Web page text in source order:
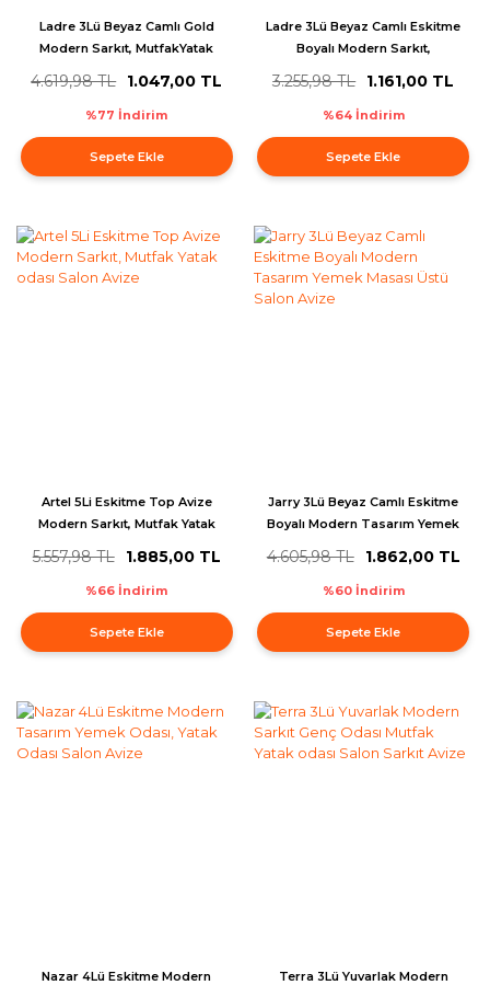
Ladre 3Lü Beyaz Camlı Gold
Modern Sarkıt, MutfakYatak
4.619,98 TL 1.047,00 TL
%77 İndirim
Sepete Ekle
Ladre 3Lü Beyaz Camlı Eskitme
Boyalı Modern Sarkıt,
3.255,98 TL 1.161,00 TL
%64 İndirim
Sepete Ekle
Artel 5Li Eskitme Top Avize
Modern Sarkıt, Mutfak Yatak
5.557,98 TL 1.885,00 TL
%66 İndirim
Sepete Ekle
Jarry 3Lü Beyaz Camlı Eskitme
Boyalı Modern Tasarım Yemek
4.605,98 TL 1.862,00 TL
%60 İndirim
Sepete Ekle
Nazar 4Lü Eskitme Modern
Terra 3Lü Yuvarlak Modern